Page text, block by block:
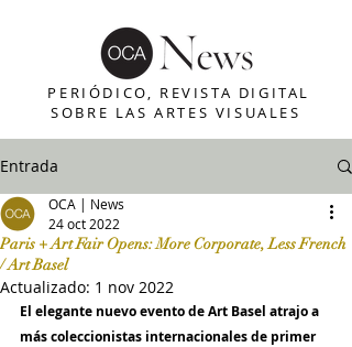
PERIÓDICO, REVISTA DIGITAL
SOBRE LAS ARTES VISUALES
Entrada
Paris + Art Fair Opens: More Corporate, Less French
/ Art Basel
OCA | News
24 oct 2022
Actualizado: 1 nov 2022
El elegante nuevo evento de Art Basel atrajo a
más coleccionistas internacionales de primer